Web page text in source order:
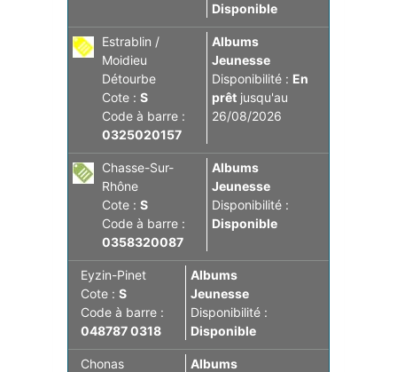
Disponible
Estrablin /
Moidieu
Détourbe
Cote : S
Code à barre :
0325020157
Albums
Jeunesse
Disponibilité : En
prêtjusqu'au
26/08/2026
Chasse-Sur-
Rhône
Cote : S
Code à barre :
0358320087
Albums
Jeunesse
Disponibilité :
Disponible
Eyzin-Pinet
Cote : S
Code à barre :
048787 0318
Albums
Jeunesse
Disponibilité :
Disponible
Chonas
Albums